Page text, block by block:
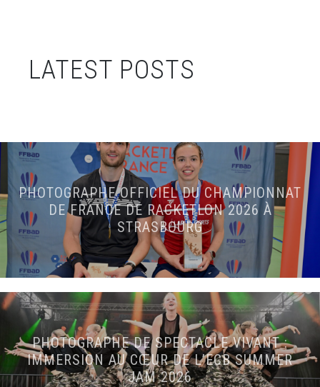
LATEST POSTS
PHOTOGRAPHE OFFICIEL DU CHAMPIONNAT
DE FRANCE DE RACKETLON 2026 À
STRASBOURG
PHOTOGRAPHE DE SPECTACLE VIVANT :
IMMERSION AU CŒUR DE L’ECB SUMMER
JAM 2026